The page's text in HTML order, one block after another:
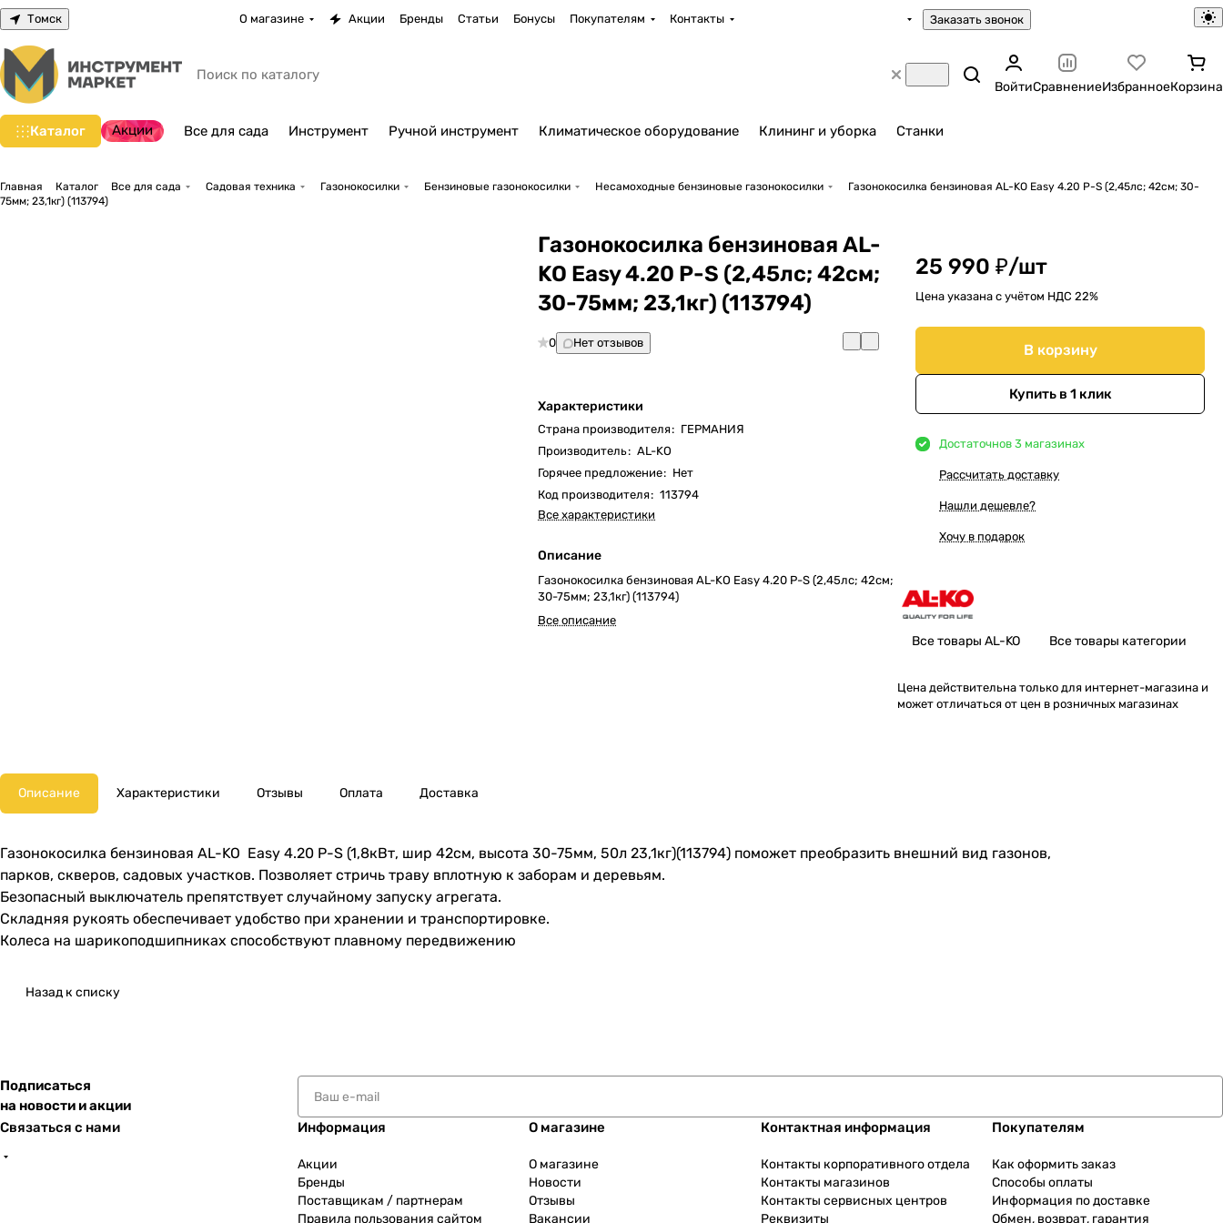
Томск О магазине Акции Бренды Статьи Бонусы Покупателям Контакты Заказать звонок
ВойтиСравнениеИзбранноеКорзина
Каталог Акции Все для сада Инструмент Ручной инструмент Климатическое оборудование Клининг и уборка Станки
Главная Каталог Все для сада Садовая техника Газонокосилки Бензиновые газонокосилки Несамоходные бензиновые газонокосилки
Газонокосилка бензиновая AL-KO Easy 4.20 P-S (2,45лс; 42cм; 30-
75мм; 23,1кг) (113794)
Газонокосилка бензиновая AL-
KO Easy 4.20 P-S (2,45лс; 42cм;
30-75мм; 23,1кг) (113794)
0 Нет отзывов
Характеристики
Страна производителя: ГЕРМАНИЯ
Производитель: AL-KO
Горячее предложение: Нет
Код производителя: 113794
Все характеристики
Описание
Газонокосилка бензиновая AL-KO Easy 4.20 P-S (2,45лс; 42cм;
30-75мм; 23,1кг) (113794)
Все описание
25 990 ₽/шт
Цена указана с учётом НДС 22%
В корзину
Купить в 1 клик
Достаточнов 3 магазинах
Рассчитать доставку
Нашли дешевле?
Хочу в подарок
Все товары AL-KO Все товары категории
Цена действительна только для интернет-магазина и
может отличаться от цен в розничных магазинах
Описание Характеристики Отзывы Оплата Доставка
Газонокосилка бензиновая AL-KO Easy 4.20 P-S (1,8кВт, шир 42см, высота 30-75мм, 50л 23,1кг)(113794) поможет преобразить внешний вид газонов,
парков, скверов, садовых участков. Позволяет стричь траву вплотную к заборам и деревьям.
Безопасный выключатель препятствует случайному запуску агрегата.
Складняя рукоять обеспечивает удобство при хранении и транспортировке.
Колеса на шарикоподшипниках способствуют плавному передвижению
Назад к списку
Подписаться
на новости и акции
Связаться с нами
Информация
Акции
Бренды
Поставщикам / партнерам
Правила пользования сайтом
О магазине
О магазине
Новости
Отзывы
Вакансии
Контактная информация
Контакты корпоративного отдела
Контакты магазинов
Контакты сервисных центров
Реквизиты
Покупателям
Как оформить заказ
Способы оплаты
Информация по доставке
Обмен, возврат, гарантия